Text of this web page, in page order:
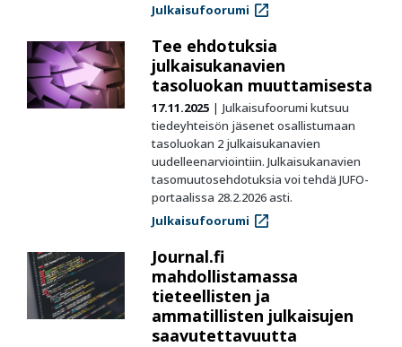
Julkaisufoorumi
Tee ehdotuksia
julkaisukanavien
tasoluokan muuttamisesta
17.11.2025
Julkaisufoorumi kutsuu
tiedeyhteisön jäsenet osallistumaan
tasoluokan 2 julkaisukanavien
uudelleenarviointiin. Julkaisukanavien
tasomuutosehdotuksia voi tehdä JUFO-
portaalissa 28.2.2026 asti.
Julkaisufoorumi
Journal.fi
mahdollistamassa
tieteellisten ja
ammatillisten julkaisujen
saavutettavuutta